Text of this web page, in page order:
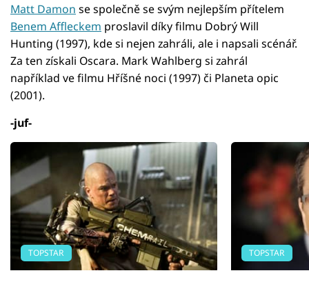
Matt Damon se společně se svým nejlepším přítelem
Benem Affleckem proslavil díky filmu Dobrý Will
Hunting (1997), kde si nejen zahráli, ale i napsali scénář.
Za ten získali Oscara. Mark Wahlberg si zahrál
například ve filmu Hříšné noci (1997) či Planeta opic
(2001).
-juf-
TOPSTAR TOPSTAR